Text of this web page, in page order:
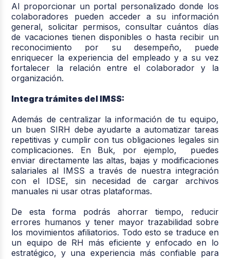
Al proporcionar un portal personalizado donde los
colaboradores pueden acceder a su información
general, solicitar permisos, consultar cuántos días
de vacaciones tienen disponibles o hasta recibir un
reconocimiento por su desempeño, puede
enriquecer la experiencia del empleado y a su vez
fortalecer la relación entre el colaborador y la
organización.
Integra trámites del IMSS:
Además de centralizar la información de tu equipo,
un buen SIRH debe ayudarte a automatizar tareas
repetitivas y cumplir con tus obligaciones legales sin
complicaciones. En Buk, por ejemplo, puedes
enviar directamente las altas, bajas y modificaciones
salariales al IMSS a través de nuestra integración
con el IDSE, sin necesidad de cargar archivos
manuales ni usar otras plataformas.
De esta forma podrás ahorrar tiempo, reducir
errores humanos y tener mayor trazabilidad sobre
los movimientos afiliatorios. Todo esto se traduce en
un equipo de RH más eficiente y enfocado en lo
estratégico, y una experiencia más confiable para